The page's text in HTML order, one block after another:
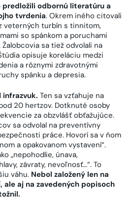
predložili odbornú literatúru a
tvrdenia. Okrem iného citovali
veterných turbín s tinnitom,
so spánkom a poruchami
sa tiež odvolali na
opisuje koreláciu medzi
a rôznymi zdravotnými
spánku a depresia.
infrazvuk. Ten sa vzťahuje na
20 hertzov. Dotknuté osoby
za obzvlášť obťažujúce.
sa odvolal na preventívny
práce. Hovorí sa v ňom
a opakovanom vystavení“.
„nepohodlie, únava,
závraty, nevoľnosť…“. To
váhu. Nebol založený len na
aj na zavedených popisoch